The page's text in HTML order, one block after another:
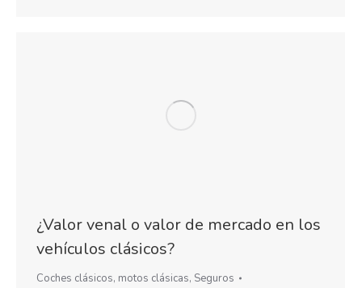
¿Valor venal o valor de mercado en los
vehículos clásicos?
Coches clásicos, motos clásicas, Seguros